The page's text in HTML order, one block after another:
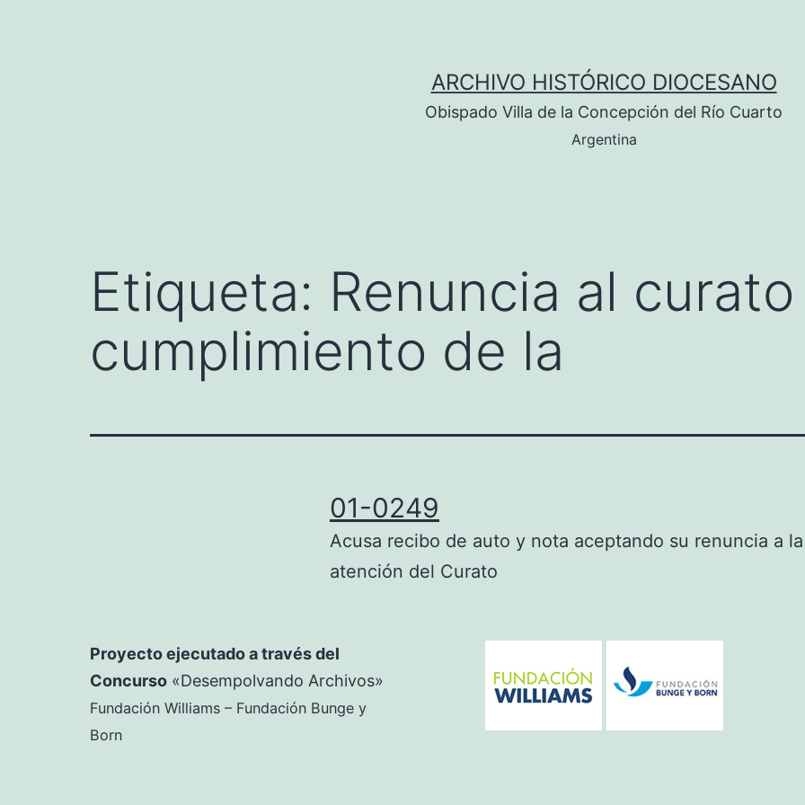
ARCHIVO HISTÓRICO DIOCESANO
Obispado Villa de la Concepción del Río Cuarto
Argentina
Etiqueta: Renuncia al
cumplimiento de la
01-0249
Acusa recibo de auto y nota aceptando su renuncia a la
atención del Curato
Proyecto ejecutado a través del
Concurso «Desempolvando Archivos»
Fundación Williams – Fundación Bunge y
Born